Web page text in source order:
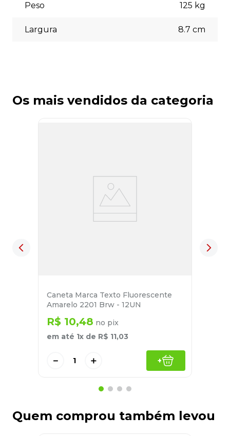
Peso 125 kg
Largura 8.7 cm
Os mais vendidos da categoria
Caneta Marca Texto Fluorescente
Amarelo 2201 Brw - 12UN
R$ 10,48 no pix
em até 1x de R$ 11,03
＋
－ +
Quem comprou também levou